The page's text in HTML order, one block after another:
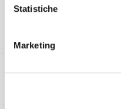
Statistiche
Marketing
cercano